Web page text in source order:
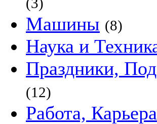
Машины (8)
Наука и
Праздники,
(12)
Работа, Карьера